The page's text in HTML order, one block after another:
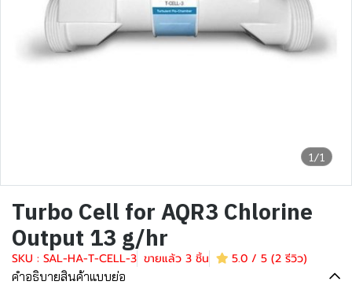
1/1
Turbo Cell for AQR3 Chlorine
Output 13 g/hr
SKU : SAL-HA-T-CELL-3 ขายแล้ว 3 ชิ้น 5.0 / 5 (2 รีวิว)
คำอธิบายสินค้าแบบย่อ